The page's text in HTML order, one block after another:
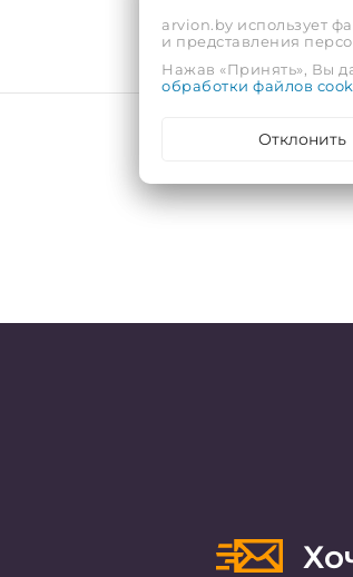
arvion.by использует
и представления
Нажав «Принять», Вы
обработки файлов
Отклонить